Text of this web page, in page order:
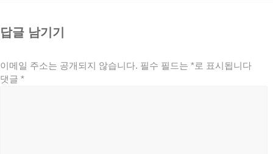
답글 남기기
이메일 주소는 공개되지 않습니다. 필수 필드는 *로 표시됩니다
댓글 *